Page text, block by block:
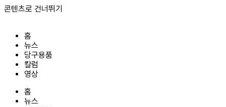
콘텐츠로 건너뛰기
홈
뉴스
당구용품
칼럼
영상
홈
뉴스